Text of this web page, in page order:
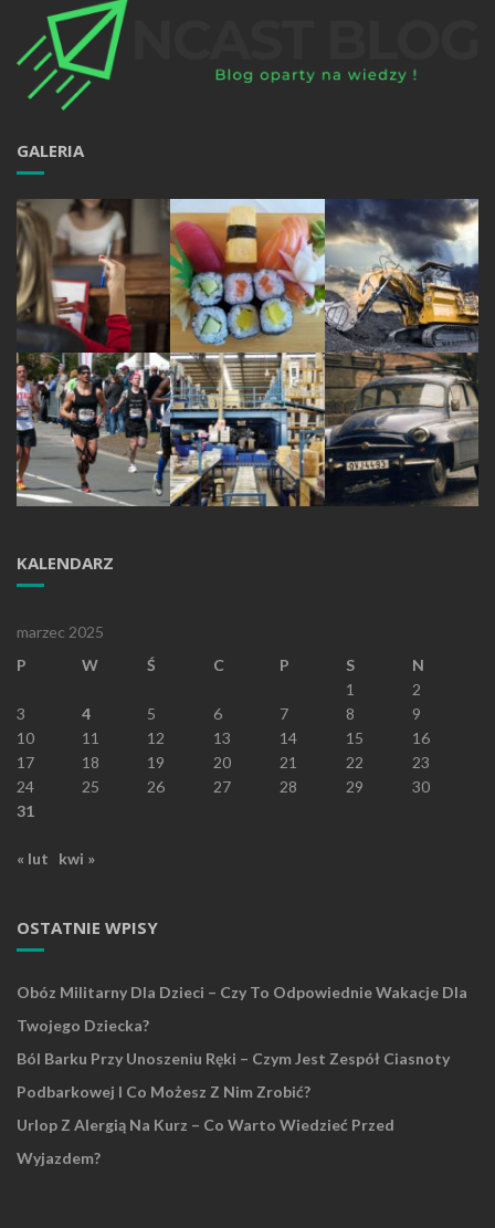
GALERIA
KALENDARZ
marzec 2025
P
W Ś C P S
N
1
2
3
4 5 6 7 8
9
10
11 12 13 14 15
16
17
18 19 20 21 22
23
24
25 26 27 28 29
30
31
« lut kwi »
OSTATNIE WPISY
Obóz Militarny Dla Dzieci – Czy To Odpowiednie Wakacje Dla
Twojego Dziecka?
Ból Barku Przy Unoszeniu Ręki – Czym Jest Zespół Ciasnoty
Podbarkowej I Co Możesz Z Nim Zrobić?
Urlop Z Alergią Na Kurz – Co Warto Wiedzieć Przed
Wyjazdem?